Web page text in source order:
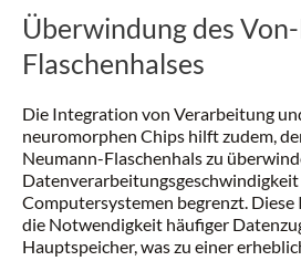
Überwindung des
Flaschenhalses
Die Integration von Verarbeitung
neuromorphen Chips hilft zudem,
Neumann-Flaschenhals zu
Computersystemen begrenzt.
die Notwendigkeit häufiger
Hauptspeicher, was zu einer